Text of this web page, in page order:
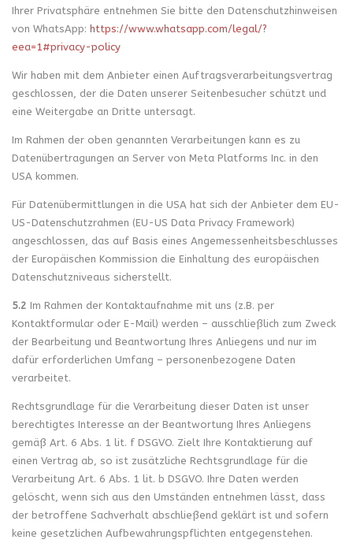
Ihrer Privatsphäre entnehmen Sie bitte den Datenschutzhinweisen
von WhatsApp: https://www.whatsapp.com/legal/?
eea=1#privacy-policy
Wir haben mit dem Anbieter einen Auftragsverarbeitungsvertrag
geschlossen, der die Daten unserer Seitenbesucher schützt und
eine Weitergabe an Dritte untersagt.
Im Rahmen der oben genannten Verarbeitungen kann es zu
Datenübertragungen an Server von Meta Platforms Inc. in den
USA kommen.
Für Datenübermittlungen in die USA hat sich der Anbieter dem EU-
US-Datenschutzrahmen (EU-US Data Privacy Framework)
angeschlossen, das auf Basis eines Angemessenheitsbeschlusses
der Europäischen Kommission die Einhaltung des europäischen
Datenschutzniveaus sicherstellt.
5.2 Im Rahmen der Kontaktaufnahme mit uns (z.B. per
Kontaktformular oder E-Mail) werden – ausschließlich zum Zweck
der Bearbeitung und Beantwortung Ihres Anliegens und nur im
dafür erforderlichen Umfang – personenbezogene Daten
verarbeitet.
Rechtsgrundlage für die Verarbeitung dieser Daten ist unser
berechtigtes Interesse an der Beantwortung Ihres Anliegens
gemäß Art. 6 Abs. 1 lit. f DSGVO. Zielt Ihre Kontaktierung auf
einen Vertrag ab, so ist zusätzliche Rechtsgrundlage für die
Verarbeitung Art. 6 Abs. 1 lit. b DSGVO. Ihre Daten werden
gelöscht, wenn sich aus den Umständen entnehmen lässt, dass
der betroffene Sachverhalt abschließend geklärt ist und sofern
keine gesetzlichen Aufbewahrungspflichten entgegenstehen.